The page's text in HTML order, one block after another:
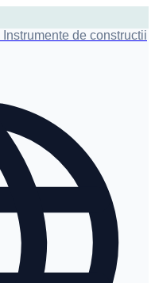
Instrumente de constructii